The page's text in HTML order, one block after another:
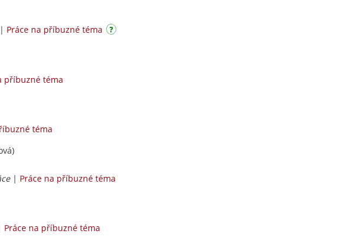
Práce na příbuzné téma
příbuzné téma
téma
| Práce na příbuzné téma
Práce na příbuzné téma